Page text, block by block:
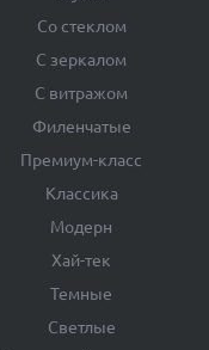
Со стеклом
С зеркалом
С витражом
Филенчатые
Премиум-класс
Классика
Модерн
Хай-тек
Темные
Светлые